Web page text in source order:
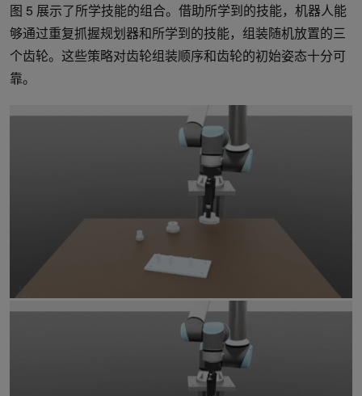
图 5 展示了所学技能的组合。借助所学到的技能，机器人能
够通过重复抓握规划器和所学到的技能，组装随机放置的三
个齿轮。这些策略对齿轮组装顺序和齿轮的初始姿态十分可
靠。